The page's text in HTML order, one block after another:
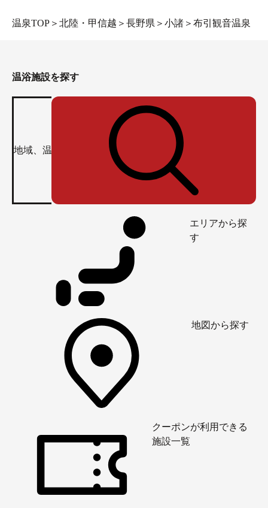
温泉TOP ＞ 北陸・甲信越 ＞ 長野県 ＞ 小諸 ＞ 布引観音温泉
温浴施設を探す
エリアから探
す
地図から探す
クーポンが利用できる
施設一覧